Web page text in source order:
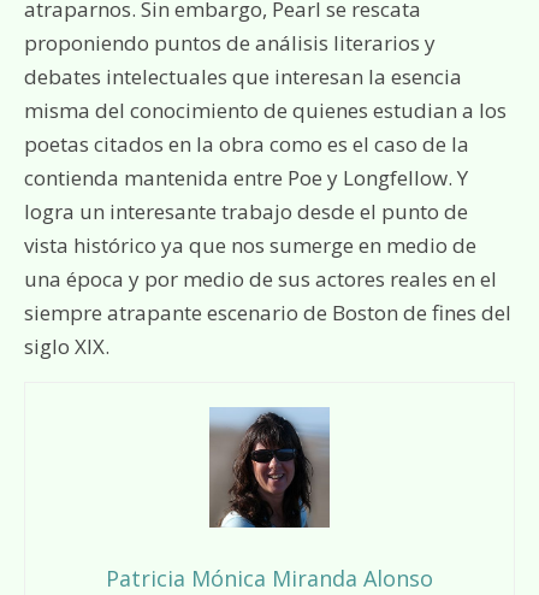
atraparnos. Sin embargo, Pearl se rescata
proponiendo puntos de análisis literarios y
debates intelectuales que interesan la esencia
misma del conocimiento de quienes estudian a los
poetas citados en la obra como es el caso de la
contienda mantenida entre Poe y Longfellow. Y
logra un interesante trabajo desde el punto de
vista histórico ya que nos sumerge en medio de
una época y por medio de sus actores reales en el
siempre atrapante escenario de Boston de fines del
siglo XIX.
Patricia Mónica Miranda Alonso